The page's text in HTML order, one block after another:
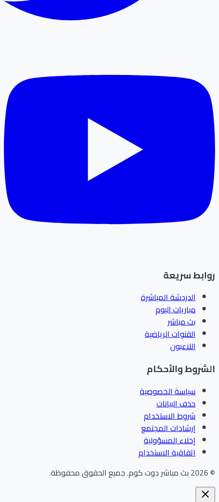
روابط سريعة
الدردشة المباشرة
مباريات اليوم
بث مباشر
القنوات الرياضية
اللاعبون
الشروط والأحكام
سياسة الخصوصية
حذف البيانات
شروط الاستخدام
إرشادات المجتمع
إخلاء المسؤولية
اتفاقية الاستخدام
©
2026 بث مباشر دوت كوم.جميع الحقوق محفوظة.